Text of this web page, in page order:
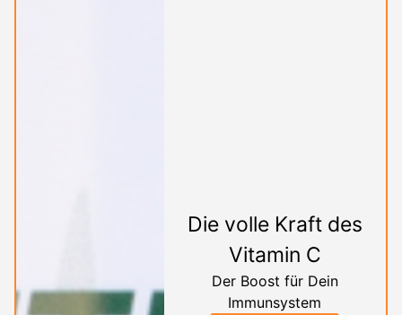
Die volle Kraft des
Vitamin C
Der Boost für Dein
Immunsystem